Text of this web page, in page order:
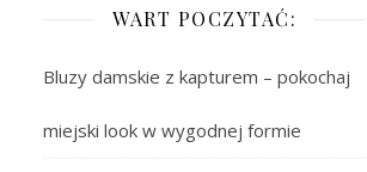
WART POCZYTAĆ:
Bluzy damskie z kapturem – pokochaj
miejski look w wygodnej formie